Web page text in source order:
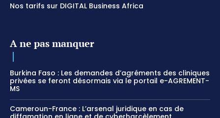
Nos tarifs sur DIGITAL Business Africa
A ne pas manquer
Burkina Faso : Les demandes d’agréments des cliniques
privées se feront désormais via le portail e-AGREMENT-
MS
Cameroun-France : L’arsenal juridique en cas de